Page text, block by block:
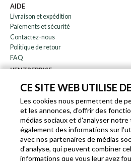
CE SITE WEB UTILISE
Les cookies nous permettent de
et les annonces, d'offrir des
médias sociaux et d'analyser
également des informations sur
avec nos partenaires de médias
d'analyse, qui peuvent combiner
informations que vous leur avez
AIDE
Livraison et expédition
Paiements et sécurité
Contactez-nous
Politique de retour
FAQ
L'ENTREPRISE
À propos de nous
Blog
Affiliation
EN IT FR DE